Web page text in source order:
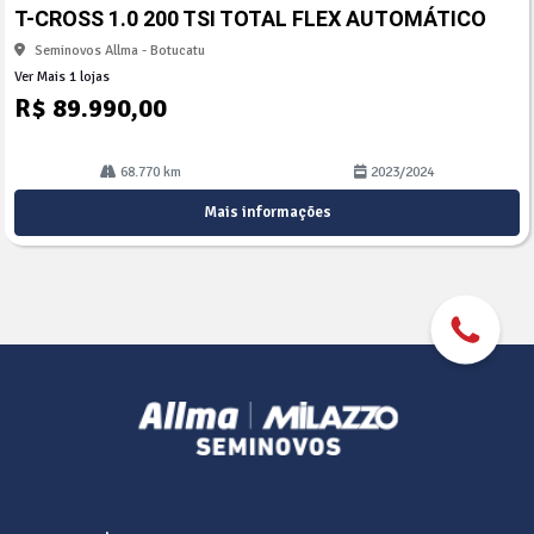
arti
lhe
T-CROSS 1.0 200 TSI TOTAL FLEX AUTOMÁTICO
Seminovos Allma - Botucatu
Ver Mais 1 lojas
R$ 89.990,00
68.770 km 2023/2024
Mais informações